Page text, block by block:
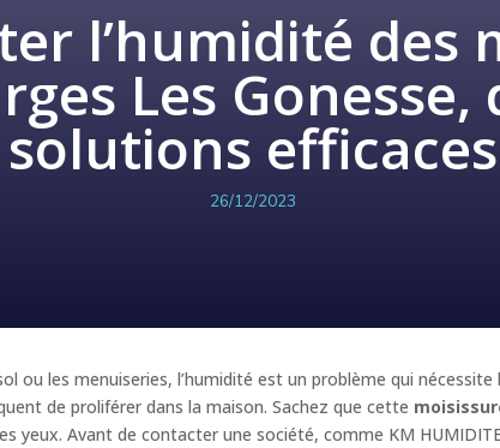
l’humidité des
Les Gonesse,
solutions efficaces
26/12/2023
ou les menuiseries, l’humidité est un problème qui nécessite
de proliférer dans la maison. Sachez que cette
yeux. Avant de contacter une société, comme KM